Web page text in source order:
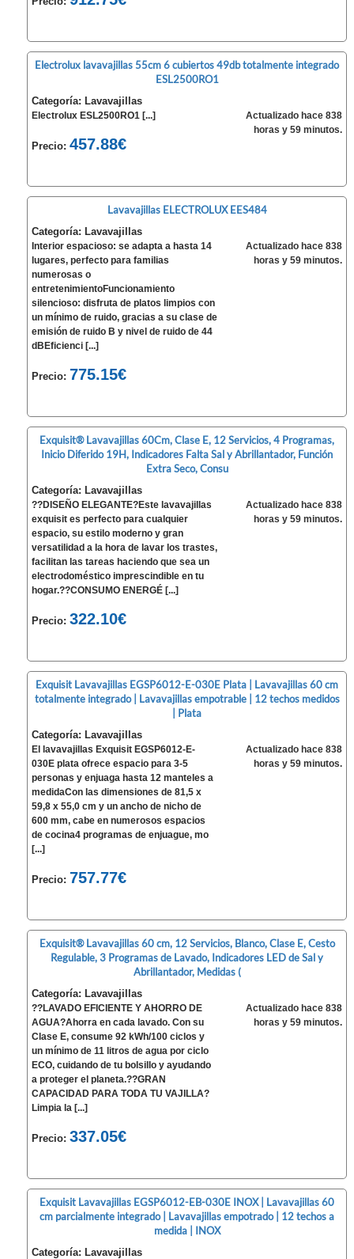
Electrolux lavavajillas 55cm 6 cubiertos 49db totalmente integrado
ESL2500RO1
Categoría: Lavavajillas
Electrolux ESL2500RO1 [...]
Precio:457.88€
Actualizado hace 838
horas y 59 minutos.
Lavavajillas ELECTROLUX EES484
Categoría: Lavavajillas
Interior espacioso: se adapta a hasta 14
lugares, perfecto para familias
numerosas o
entretenimientoFuncionamiento
silencioso: disfruta de platos limpios con
un mínimo de ruido, gracias a su clase de
emisión de ruido B y nivel de ruido de 44
dBEficienci [...]
Precio: 775.15€
Actualizado hace 838
horas y 59 minutos.
Exquisit® Lavavajillas 60Cm, Clase E, 12 Servicios, 4 Programas,
Inicio Diferido 19H, Indicadores Falta Sal y Abrillantador, Función
Extra Seco, Consu
Categoría: Lavavajillas
??DISEÑO ELEGANTE?Este lavavajillas
exquisit es perfecto para cualquier
espacio, su estilo moderno y gran
versatilidad a la hora de lavar los trastes,
facilitan las tareas haciendo que sea un
electrodoméstico imprescindible en tu
hogar.??CONSUMO ENERGÉ [...]
Precio:322.10€
Actualizado hace 838
horas y 59 minutos.
Exquisit Lavavajillas EGSP6012-E-030E Plata | Lavavajillas 60 cm
totalmente integrado | Lavavajillas empotrable | 12 techos medidos
| Plata
Categoría: Lavavajillas
El lavavajillas Exquisit EGSP6012-E-
030E plata ofrece espacio para 3-5
personas y enjuaga hasta 12 manteles a
medidaCon las dimensiones de 81,5 x
59,8 x 55,0 cm y un ancho de nicho de
600 mm, cabe en numerosos espacios
de cocina4 programas de enjuague, mo
[...]
Precio: 757.77€
Actualizado hace 838
horas y 59 minutos.
Exquisit® Lavavajillas 60 cm, 12 Servicios, Blanco, Clase E, Cesto
Regulable, 3 Programas de Lavado, Indicadores LED de Sal y
Abrillantador, Medidas (
Categoría: Lavavajillas
??LAVADO EFICIENTE Y AHORRO DE
AGUA?Ahorra en cada lavado. Con su
Clase E, consume 92 kWh/100 ciclos y
un mínimo de 11 litros de agua por ciclo
ECO, cuidando de tu bolsillo y ayudando
a proteger el planeta.??GRAN
CAPACIDAD PARA TODA TU VAJILLA?
Limpia la [...]
Precio:337.05€
Actualizado hace 838
horas y 59 minutos.
Exquisit Lavavajillas EGSP6012-EB-030E INOX | Lavavajillas 60
cm parcialmente integrado | Lavavajillas empotrado | 12 techos a
medida | INOX
Categoría: Lavavajillas